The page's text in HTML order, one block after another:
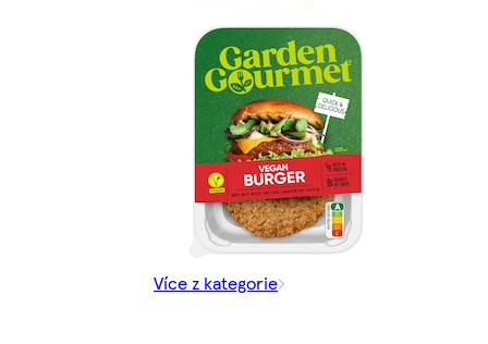
Více z kategorie